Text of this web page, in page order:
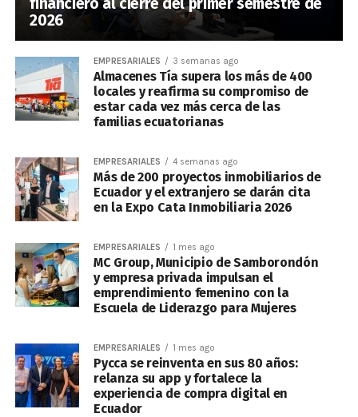
2026
EMPRESARIALES 3 semanas ago
Almacenes Tía supera los más de 400
locales y reafirma su compromiso de
estar cada vez más cerca de las
familias ecuatorianas
EMPRESARIALES 4 semanas ago
Más de 200 proyectos inmobiliarios de
Ecuador y el extranjero se darán cita
en la Expo Cata Inmobiliaria 2026
EMPRESARIALES 1 mes ago
MC Group, Municipio de Samborondón
y empresa privada impulsan el
emprendimiento femenino con la
Escuela de Liderazgo para Mujeres
EMPRESARIALES 1 mes ago
Pycca se reinventa en sus 80 años:
relanza su app y fortalece la
experiencia de compra digital en
Ecuador